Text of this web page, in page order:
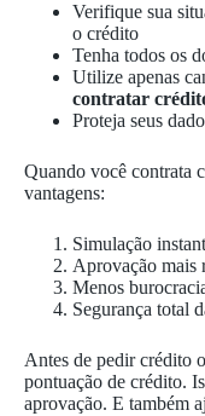
Verifique sua
o crédito
Tenha todos os
Utilize apenas
contratar
Proteja seus
Quando você contrata
vantagens:
Simulação
Aprovação mais
Menos
Segurança total
Antes de pedir crédito
pontuação de crédito.
aprovação. E também